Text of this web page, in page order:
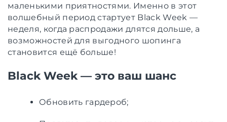
маленькими приятностями. Именно в этот
волшебный период стартует Black Week —
неделя, когда распродажи длятся дольше, а
возможностей для выгодного шопинга
становится ещё больше!
Black Week — это ваш шанс
Обновить гардероб;